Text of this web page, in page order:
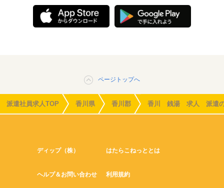
ページトップへ
派遣社員求人TOP 香川県 香川郡 香川 銭湯 求人 派遣
ディップ（株） はたらこねっととは
ヘルプ＆お問い合わせ 利用規約